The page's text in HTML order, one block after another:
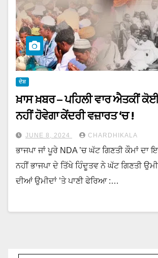
ਦੇਸ਼
ਖ਼ਾਸ ਖ਼ਬਰ – ਪਹਿਲੀ ਵਾਰ ਐਤਕੀਂ
ਨਹੀਂ ਹੋਵੇਗਾ ਕੇਂਦਰੀ ਵਜ਼ਾਰਤ ‘ਚ !
JUNE 8, 2024 CHARDHIKALA
ਭਾਜਪਾ ਜਾਂ ਪੂਰੇ NDA ’ਚ ਘੱਟ ਗਿਣਤੀ ਕੌਮਾਂ ਦਾ
ਨਹੀਂ ਭਾਜਪਾ ਦੇ ਤਿੱਖੇ ਹਿੰਦੂਤਵ ਨੇ ਘੱਟ ਗਿਣਤੀ
ਦੀਆਂ ਉਮੀਦਾਂ ’ਤੇ ਪਾਣੀ ਫੇਰਿਆ :…